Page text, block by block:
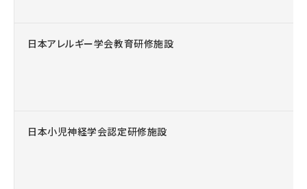
日本アレルギー学会教育研修施設
日本小児神経学会認定研修施設